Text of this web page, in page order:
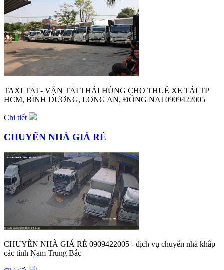
TAXI TẢI - VẬN TẢI THÁI HÙNG CHO THUÊ XE TẢI TP
HCM, BÌNH DƯƠNG, LONG AN, ĐỒNG NAI 0909422005
Chi tiết
CHUYỂN NHÀ GIÁ RẺ
CHUYỂN NHÀ GIÁ RẺ 0909422005 - dịch vụ chuyển nhà khắp
các tỉnh Nam Trung Bắc